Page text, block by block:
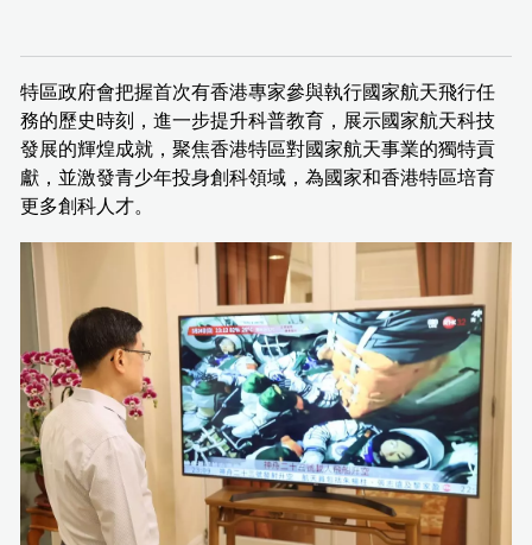
特區政府會把握首次有香港專家參與執行國家航天飛行任
務的歷史時刻，進一步提升科普教育，展示國家航天科技
發展的輝煌成就，聚焦香港特區對國家航天事業的獨特貢
獻，並激發青少年投身創科領域，為國家和香港特區培育
更多創科人才。